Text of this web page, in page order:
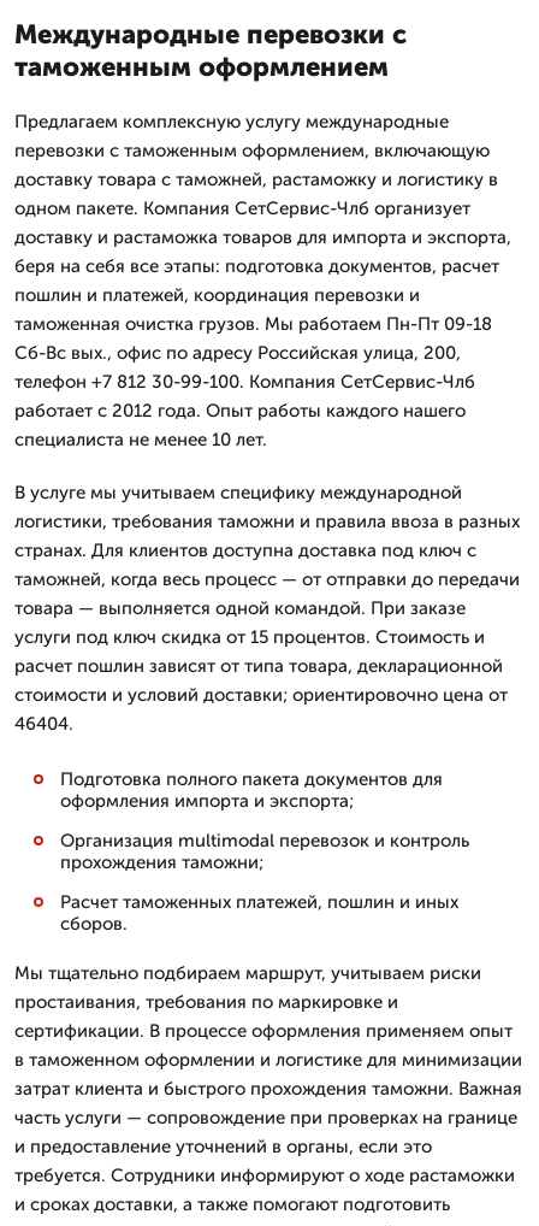
Международные перевозки с
таможенным оформлением
Предлагаем комплексную услугу международные
перевозки с таможенным оформлением, включающую
доставку товара с таможней, растаможку и логистику в
одном пакете. Компания СетСервис-Члб организует
доставку и растаможка товаров для импорта и экспорта,
беря на себя все этапы: подготовка документов, расчет
пошлин и платежей, координация перевозки и
таможенная очистка грузов. Мы работаем Пн-Пт 09-18
Сб-Вс вых., офис по адресу Российская улица, 200,
телефон +7 812 30-99-100. Компания СетСервис-Члб
работает с 2012 года. Опыт работы каждого нашего
специалиста не менее 10 лет.
В услуге мы учитываем специфику международной
логистики, требования таможни и правила ввоза в разных
странах. Для клиентов доступна доставка под ключ с
таможней, когда весь процесс — от отправки до передачи
товара — выполняется одной командой. При заказе
услуги под ключ скидка от 15 процентов. Стоимость и
расчет пошлин зависят от типа товара, декларационной
стоимости и условий доставки; ориентировочно цена от
46404.
Подготовка полного пакета документов для
оформления импорта и экспорта;
Организация multimodal перевозок и контроль
прохождения таможни;
Расчет таможенных платежей, пошлин и иных
сборов.
Мы тщательно подбираем маршрут, учитываем риски
простаивания, требования по маркировке и
сертификации. В процессе оформления применяем опыт
в таможенном оформлении и логистике для минимизации
затрат клиента и быстрого прохождения таможни. Важная
часть услуги — сопровождение при проверках на границе
и предоставление уточнений в органы, если это
требуется. Сотрудники информируют о ходе растаможки
и сроках доставки, а также помогают подготовить